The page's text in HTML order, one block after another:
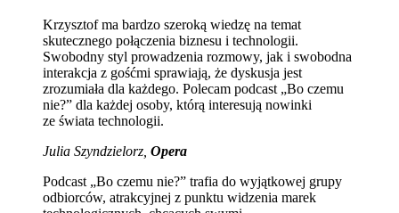
Krzysztof ma bardzo szeroką wiedzę na temat
skutecznego połączenia biznesu i technologii.
Swobodny styl prowadzenia rozmowy, jak i swobodna
interakcja z gośćmi sprawiają, że dyskusja jest
zrozumiała dla każdego. Polecam podcast „Bo czemu
nie?” dla każdej osoby, którą interesują nowinki
ze świata technologii.
Julia Szyndzielorz, Opera
Podcast „Bo czemu nie?” trafia do wyjątkowej grupy
odbiorców, atrakcyjnej z punktu widzenia marek